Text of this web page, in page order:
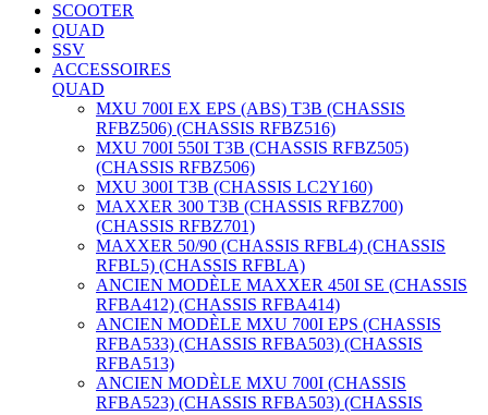
SCOOTER
QUAD
SSV
ACCESSOIRES
QUAD
MXU 700I EX EPS (ABS) T3B (CHASSIS
RFBZ506) (CHASSIS RFBZ516)
MXU 700I 550I T3B (CHASSIS RFBZ505)
(CHASSIS RFBZ506)
MXU 300I T3B (CHASSIS LC2Y160)
MAXXER 300 T3B (CHASSIS RFBZ700)
(CHASSIS RFBZ701)
MAXXER 50/90 (CHASSIS RFBL4) (CHASSIS
RFBL5) (CHASSIS RFBLA)
ANCIEN MODÈLE MAXXER 450I SE (CHASSIS
RFBA412) (CHASSIS RFBA414)
ANCIEN MODÈLE MXU 700I EPS (CHASSIS
RFBA533) (CHASSIS RFBA503) (CHASSIS
RFBA513)
ANCIEN MODÈLE MXU 700I (CHASSIS
RFBA523) (CHASSIS RFBA503) (CHASSIS